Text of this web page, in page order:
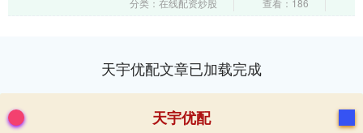
分类：在线配资炒股 查看：186
天宇优配文章已加载完成
天宇优配